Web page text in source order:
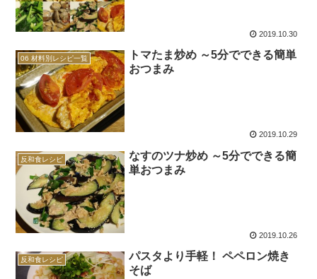
2019.10.30
06 材料別レシピ一覧
トマたま炒め ～5分でできる簡単
おつまみ
2019.10.29
反和食レシピ
なすのツナ炒め ～5分でできる簡
単おつまみ
2019.10.26
反和食レシピ
パスタより手軽！ ペペロン焼き
そば